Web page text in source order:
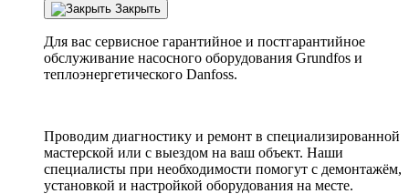
Закрыть
Для вас сервисное гарантийное и постгарантийное
обслуживание насосного оборудования Grundfos и
теплоэнергетического Danfoss.
Проводим диагностику и ремонт в специализированной
мастерской или с выездом на ваш объект. Наши
специалисты при необходимости помогут с демонтажём,
установкой и настройкой оборудования на месте.